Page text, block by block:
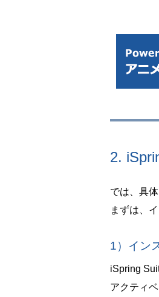
2.
では、具
まずは、
1）イン
iSpring
アクティ